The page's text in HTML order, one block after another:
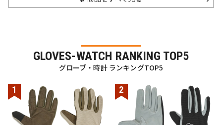
GLOVES-WATCH RANKING TOP5
グローブ・時計 ランキングTOP5